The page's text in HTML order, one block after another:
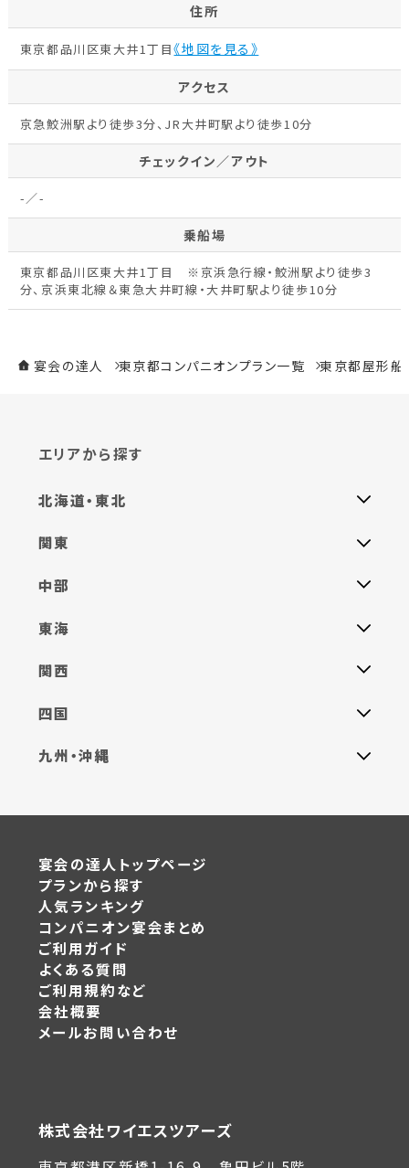
住所
東京都品川区東大井1丁目《地図を見る》
アクセス
京急鮫洲駅より徒歩3分、JR大井町駅より徒歩10分
チェックイン／アウト
-／-
乗船場
東京都品川区東大井1丁目 ※京浜急行線・鮫洲駅より徒歩3
分、京浜東北線＆東急大井町線・大井町駅より徒歩10分
宴会の達人 東京都コンパニオンプラン一覧 東京都屋形船
エリアから探す
北海道・東北
関東
中部
東海
関西
四国
九州・沖縄
宴会の達人トップページ
プランから探す
人気ランキング
コンパニオン宴会まとめ
ご利用ガイド
よくある質問
ご利用規約など
会社概要
メールお問い合わせ
株式会社ワイエスツアーズ